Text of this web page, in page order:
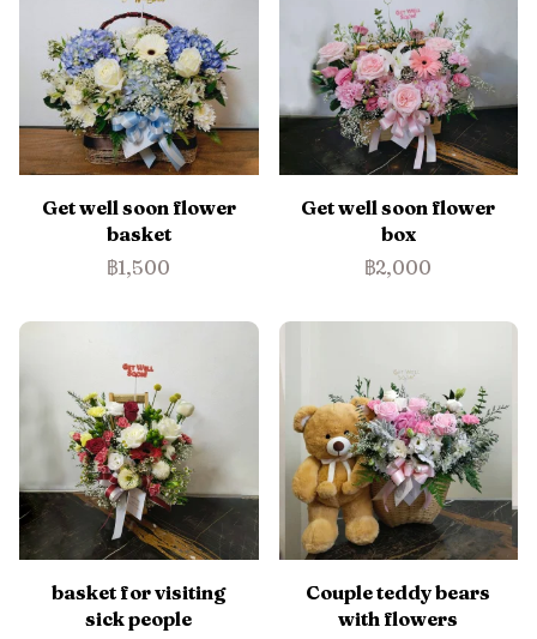
Get well soon flower
basket
฿1,500
Get well soon flower
box
฿2,000
basket for visiting
sick people
Couple teddy bears
with flowers